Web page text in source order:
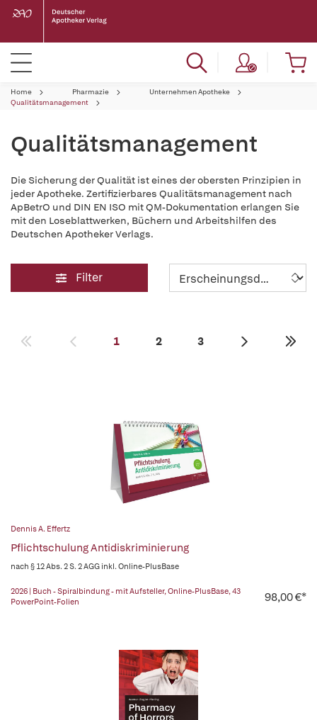
Home Pharmazie
Unternehmen Apotheke
Qualitätsmanagement
Qualitätsmanagement
Die Sicherung der Qualität ist eines der obersten Prinzipien in
jeder Apotheke. Zertifizierbares Qualitätsmanagement nach
ApBetrO und DIN EN ISO mit QM-Dokumentation erlangen Sie
mit den Loseblattwerken, Büchern und Arbeitshilfen des
Deutschen Apotheker Verlags.
Filter
1 2 3
Dennis A. Effertz
Pflichtschulung Antidiskriminierung
nach § 12 Abs. 2 S. 2 AGG inkl. Online-PlusBase
2026 | Buch - Spiralbindung - mit Aufsteller, Online-PlusBase, 43
PowerPoint-Folien
98,00 €*